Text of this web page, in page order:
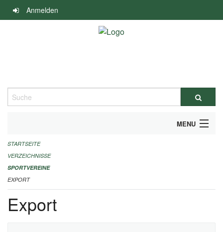
Navigation
überspringen
Anmelden
Suche
MENU
ALLGEMEINE INFORMATIONEN
FINANZIELLE UNTERSTÜTZUNG BENÖTIGT?
KONTAKT
STARTSEITE
VERZEICHNISSE
SPORTVEREINE
EXPORT
Export